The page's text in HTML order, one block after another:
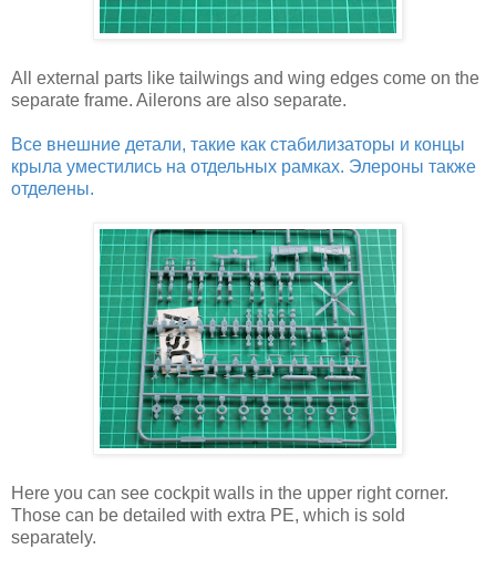
All external parts like tailwings and wing edges come on the
separate frame. Ailerons are also separate.
Все внешние детали, такие как стабилизаторы и концы
крыла уместились на отдельных рамках. Элероны также
отделены.
Here you can see cockpit walls in the upper right corner.
Those can be detailed with extra PE, which is sold
separately.